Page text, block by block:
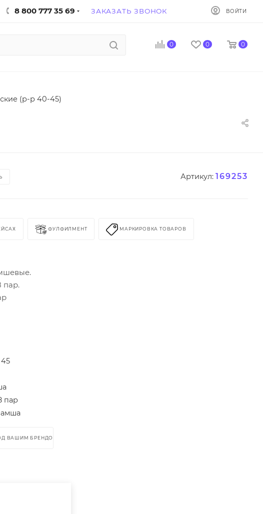
8 800 777 35 69 ЗАКАЗАТЬ ЗВОНОК ВОЙТИ
0 0 0
(р-р 40-45)
Артикул: 169253
ФУЛФИЛМЕНТ МАРКИРОВКА ТОВАРОВ
пар.
45
пар
ВАШИМ БРЕНДОМ